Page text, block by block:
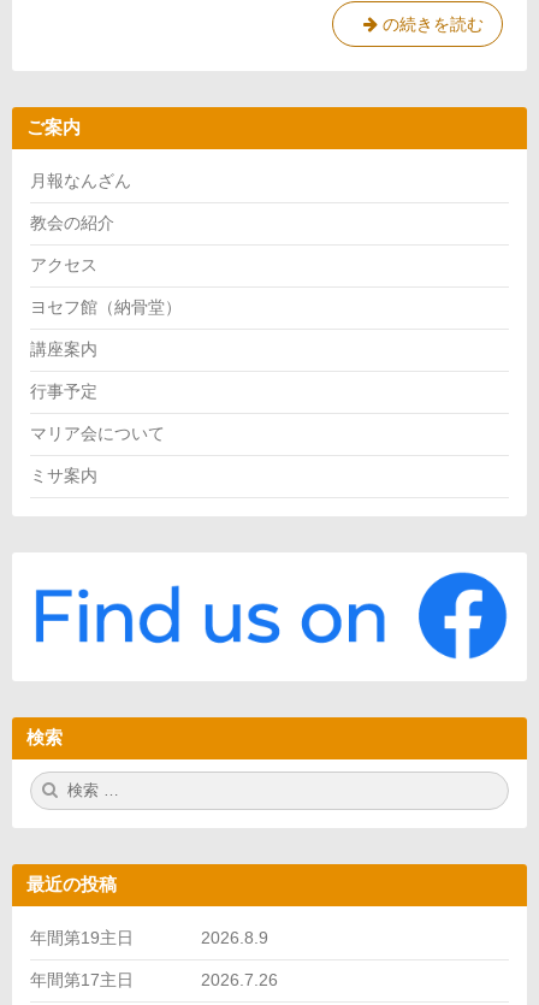
死
の
の続きを読む
ご案内
月報なんざん
教会の紹介
アクセス
ヨセフ館（納骨堂）
講座案内
行事予定
マリア会について
ミサ案内
検索
検
索:
最近の投稿
年間第19主日 2026.8.9
年間第17主日 2026.7.26